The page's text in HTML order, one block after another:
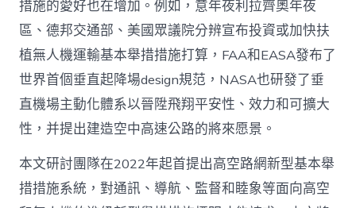
措施的愛好也在增加。例如，意年夜利拉齊奧年夜
區、德邦交通部、美國眾議院分辨宣布投資或加快扶
植無人機運輸基本舉措措施打算，FAA和EASA發布了
世界首個垂直起降場design規范，NASA也研發了垂
直機場主動化體系以晉陞飛翔平安性、效力和可擴大
性，并提出建造空中高速公路的將來愿景。
本文研討團隊在2022年起首提出高空路網新型基本舉
措措施系統，對通訊、導航、監督和睦象等面向高空